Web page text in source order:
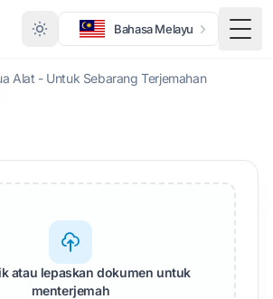
Bahasa Melayu
Alat - Untuk Sebarang Terjemahan
atau lepaskan dokumen untuk
menterjemah